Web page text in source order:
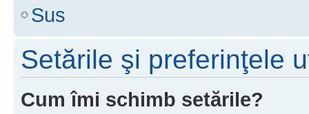
Sus
Setările şi preferinţele
Cum îmi schimb setările?